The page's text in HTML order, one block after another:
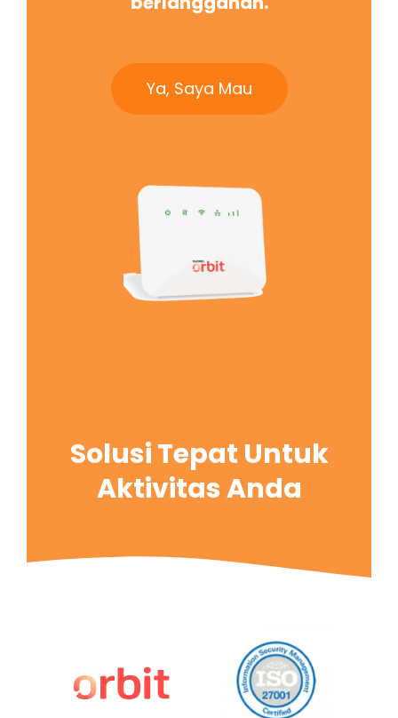
Ya, Saya Mau
Solusi Tepat Untuk
Aktivitas Anda